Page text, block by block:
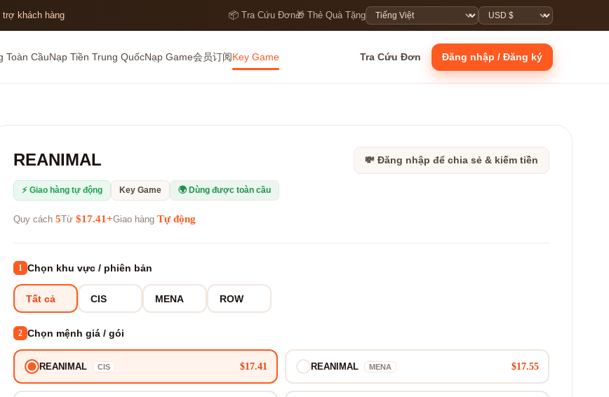
trợ khách hàng 📦 Tra Cứu Đơn🎁 Thẻ Quà Tặng
Toàn CầuNạp Tiền Trung QuốcNạp Game会员订阅Key Game Tra Cứu Đơn Đăng nhập / Đăng ký
💸 Đăng nhập để chia sẻ & kiếm tiền
REANIMAL
⚡ Giao hàng tự động Key Game 🌍 Dùng được toàn cầu
Quy cách 5Từ $17.41+Giao hàng Tự động
1 Chọn khu vực / phiên bản
Tất cả CIS MENA ROW
2 Chọn mệnh giá / gói
REANIMAL CIS $17.41 REANIMAL MENA $17.55